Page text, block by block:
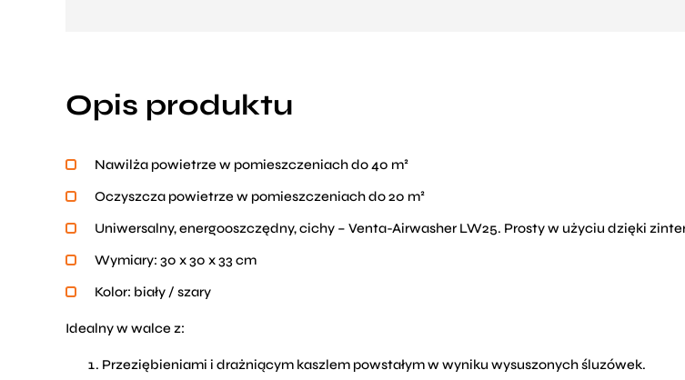
Opis produktu
Nawilża powietrze w pomieszczeniach do 40 m²
Oczyszcza powietrze w pomieszczeniach do 20 m²
Uniwersalny, energooszczędny, cichy – Venta-Airwasher LW25. Prosty w użyciu dzięki
Wymiary: 30 x 30 x 33 cm
Kolor: biały / szary
Idealny w walce z:
Przeziębieniami i drażniącym kaszlem powstałym w wyniku wysuszonych śluzówek.